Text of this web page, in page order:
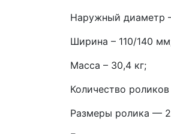
Наружный диаметр
Ширина – 110/140
Масса – 30,4 кг;
Количество
Размеры ролика —